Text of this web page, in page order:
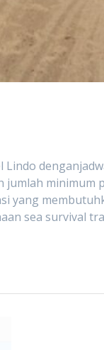
Lindo
minimum
sea survival